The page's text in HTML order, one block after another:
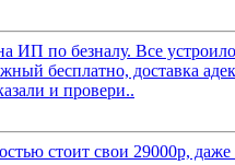
ИП по безналу. Все
бесплатно, доставка
и провери..
стоит свои 29000р, даже